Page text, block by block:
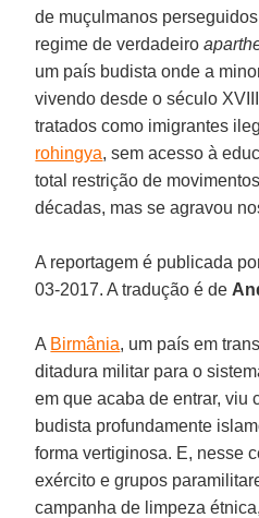
de muçulmanos
regime de verdadeiro
um país budista onde a
vivendo desde o século
tratados como imigrantes
rohingya, sem acesso à
total restrição de
décadas, mas se agravou
A reportagem é publicada
03-2017. A tradução é de
A Birmânia, um país em
ditadura militar para o
em que acaba de entrar, viu
budista profundamente
forma vertiginosa. E, nesse
exército e grupos
campanha de limpeza